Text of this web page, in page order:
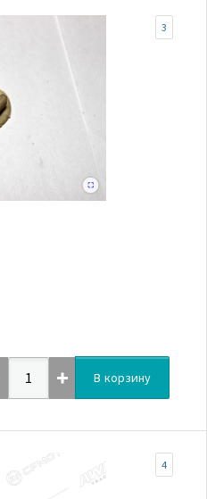
3
В корзину
4